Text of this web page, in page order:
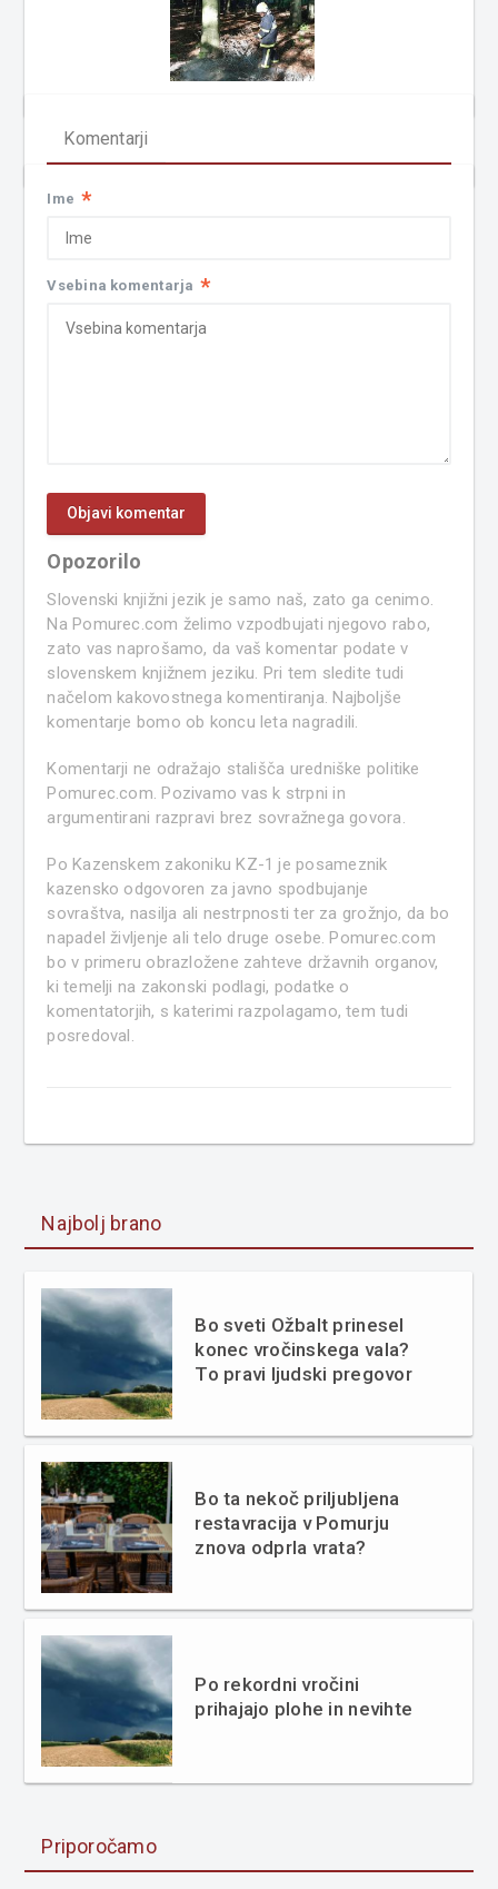
Komentarji
Ime *
Vsebina komentarja *
Opozorilo
Slovenski knjižni jezik je samo naš, zato ga cenimo.
Na Pomurec.com želimo vzpodbujati njegovo rabo,
zato vas naprošamo, da vaš komentar podate v
slovenskem knjižnem jeziku. Pri tem sledite tudi
načelom kakovostnega komentiranja. Najboljše
komentarje bomo ob koncu leta nagradili.
Komentarji ne odražajo stališča uredniške politike
Pomurec.com. Pozivamo vas k strpni in
argumentirani razpravi brez sovražnega govora.
Po Kazenskem zakoniku KZ-1 je posameznik
kazensko odgovoren za javno spodbujanje
sovraštva, nasilja ali nestrpnosti ter za grožnjo, da bo
napadel življenje ali telo druge osebe. Pomurec.com
bo v primeru obrazložene zahteve državnih organov,
ki temelji na zakonski podlagi, podatke o
komentatorjih, s katerimi razpolagamo, tem tudi
posredoval.
Najbolj brano
Bo sveti Ožbalt prinesel
konec vročinskega vala?
To pravi ljudski pregovor
Bo ta nekoč priljubljena
restavracija v Pomurju
znova odprla vrata?
Po rekordni vročini
prihajajo plohe in nevihte
Priporočamo